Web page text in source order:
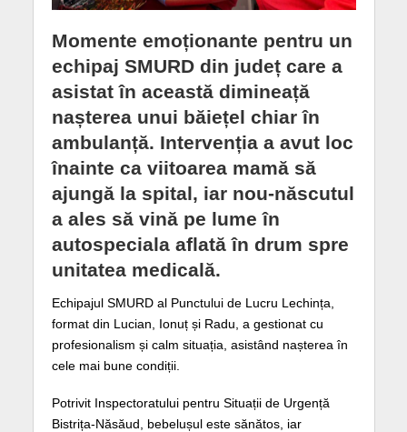
Momente emoționante pentru un
echipaj SMURD din județ care a
asistat în această dimineață
nașterea unui băiețel chiar în
ambulanță. Intervenția a avut loc
înainte ca viitoarea mamă să
ajungă la spital, iar nou-născutul
a ales să vină pe lume în
autospeciala aflată în drum spre
unitatea medicală.
Echipajul SMURD al Punctului de Lucru Lechința,
format din Lucian, Ionuț și Radu, a gestionat cu
profesionalism și calm situația, asistând nașterea în
cele mai bune condiții.
Potrivit Inspectoratului pentru Situații de Urgență
Bistrița-Năsăud, bebelușul este sănătos, iar